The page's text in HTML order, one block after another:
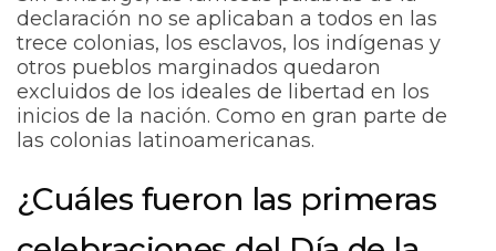
declaración no se aplicaban a todos en las
trece colonias, los esclavos, los indígenas y
otros pueblos marginados quedaron
excluidos de los ideales de libertad en los
inicios de la nación. Como en gran parte de
las colonias latinoamericanas.
¿Cuáles fueron las primeras